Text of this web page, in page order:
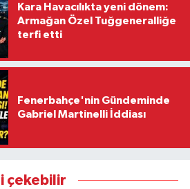
Kara Havacılıkta yeni dönem:
Armağan Özel Tuğgeneralliğe
terfi etti
Fenerbahçe'nin Gündeminde
Gabriel Martinelli İddiası
çekebilir